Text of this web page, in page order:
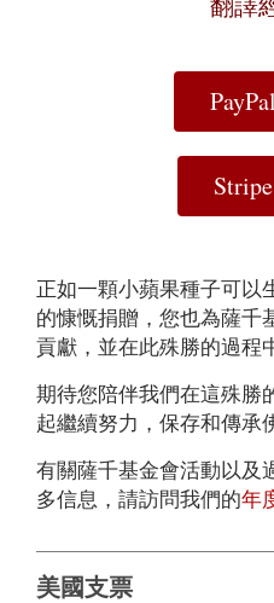
正如一顆小蘋果種子可以
的慷慨捐贈，您也為薩千
貢獻，並在此殊勝的過程
期待您陪伴我們在這殊勝
起繼續努力，保存和傳承
有關薩千基金會活動以及
多信息，請訪問我們的年
美國支票